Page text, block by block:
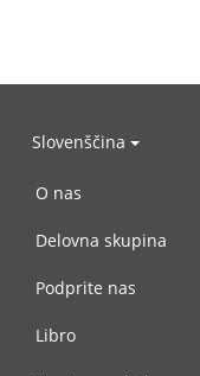
Slovenščina
O nas
Delovna skupina
Podprite nas
Libro